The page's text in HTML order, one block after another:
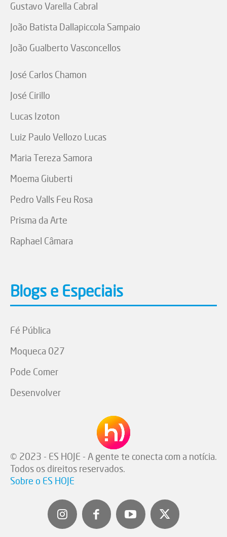
Gustavo Varella Cabral
João Batista Dallapiccola Sampaio
João Gualberto Vasconcellos
José Carlos Chamon
José Cirillo
Lucas Izoton
Luiz Paulo Vellozo Lucas
Maria Tereza Samora
Moema Giuberti
Pedro Valls Feu Rosa
Prisma da Arte
Raphael Câmara
Blogs e Especiais
Fé Pública
Moqueca 027
Pode Comer
Desenvolver
© 2023 - ES HOJE - A gente te conecta com a notícia.
Todos os direitos reservados.
Sobre o ES HOJE